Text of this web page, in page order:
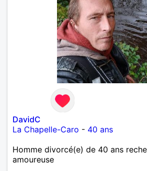
DavidC
La Chapelle-Caro - 40 ans
Homme divorcé(e) de 40 ans
amoureuse